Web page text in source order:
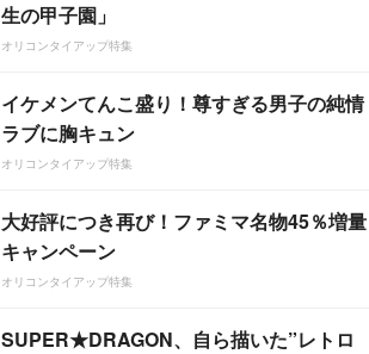
生の甲子園」
オリコンタイアップ特集
イケメンてんこ盛り！尊すぎる男子の純情
ラブに胸キュン
オリコンタイアップ特集
大好評につき再び！ファミマ名物45％増量
キャンペーン
オリコンタイアップ特集
SUPER★DRAGON、自ら描いた”レトロ